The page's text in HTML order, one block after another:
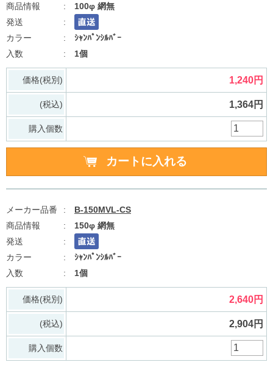
100φ 網無
ｼｬﾝﾊﾟﾝｼﾙﾊﾞｰ
1個
価格(税別) 1,240円
(税込) 1,364円
購入個数
B-150MVL-CS
150φ 網無
ｼｬﾝﾊﾟﾝｼﾙﾊﾞｰ
1個
価格(税別) 2,640円
(税込) 2,904円
購入個数